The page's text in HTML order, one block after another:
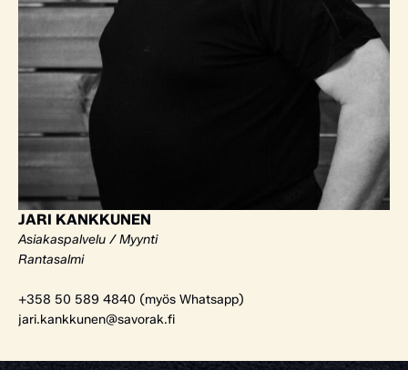
JARI KANKKUNEN
Asiakaspalvelu / Myynti
Rantasalmi
+358 50 589 4840 (myös Whatsapp)
jari.kankkunen@savorak.fi